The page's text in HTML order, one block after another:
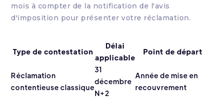
mois à compter de la notification de l'avis
d'imposition pour présenter votre réclamation.
Type de contestation
Délai
applicable
Point de départ
Réclamation
contentieuse classique
31
décembre
N+2
Année de mise en
recouvrement